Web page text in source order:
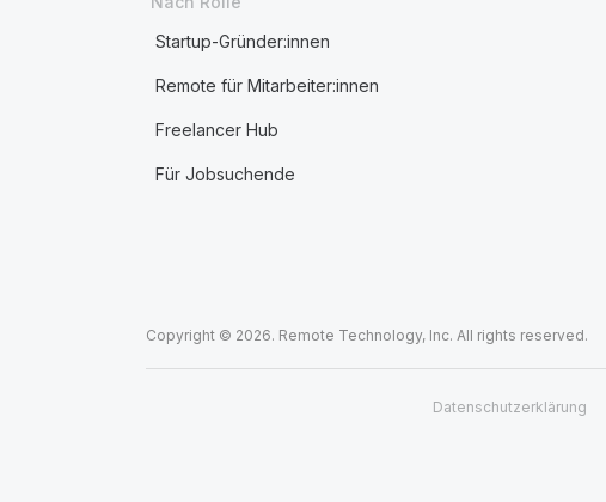
Startup-Gründer:innen
Remote für Mitarbeiter:innen
Freelancer Hub
Für Jobsuchende
Copyright © 2026. Remote Technology, Inc. All rights reserved.
Datenschutzerklärung